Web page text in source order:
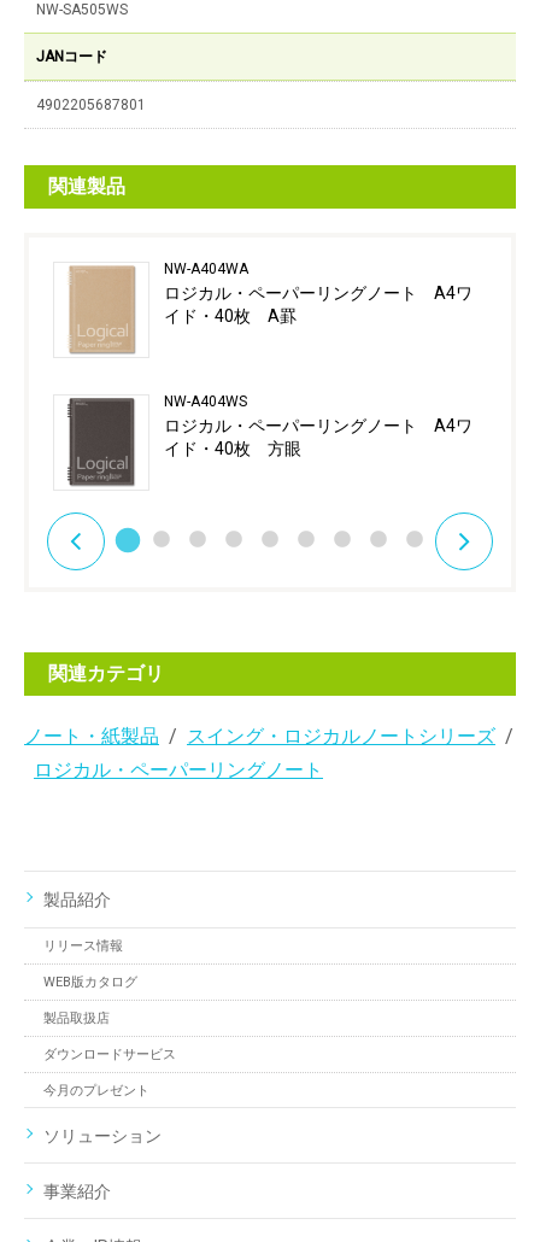
NW-SA505WS
JANコード
4902205687801
関連製品
NW-A404WA
ロジカル・ペーパーリングノート A4ワ
イド・40枚 A罫
NW-A404WS
ロジカル・ペーパーリングノート A4ワ
イド・40枚 方眼
関連カテゴリ
ノート・紙製品
スイング・ロジカルノートシリーズ
ロジカル・ペーパーリングノート
製品紹介
リリース情報
WEB版カタログ
製品取扱店
ダウンロードサービス
今月のプレゼント
ソリューション
事業紹介